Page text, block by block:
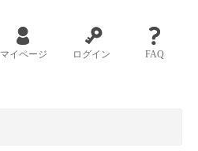
マイページ ログイン FAQ